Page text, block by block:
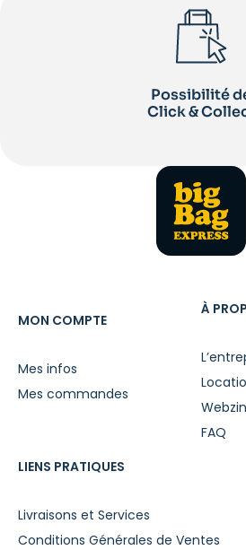
Possibilité
Click &
MON COMPTE
Mes infos
Mes commandes
À
FAQ
LIENS PRATIQUES
Livraisons et Services
Conditions Générales de Ventes